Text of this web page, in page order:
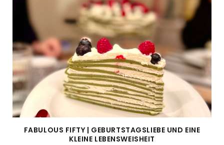
FABULOUS FIFTY | GEBURTSTAGSLIEBE UND EINE
KLEINE LEBENSWEISHEIT